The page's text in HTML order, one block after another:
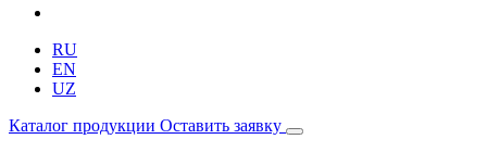
RU
EN
UZ
Каталог продукции Оставить заявку